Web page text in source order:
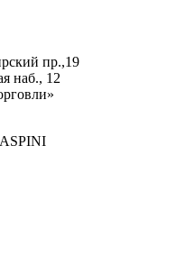
пр.,19
наб., 12